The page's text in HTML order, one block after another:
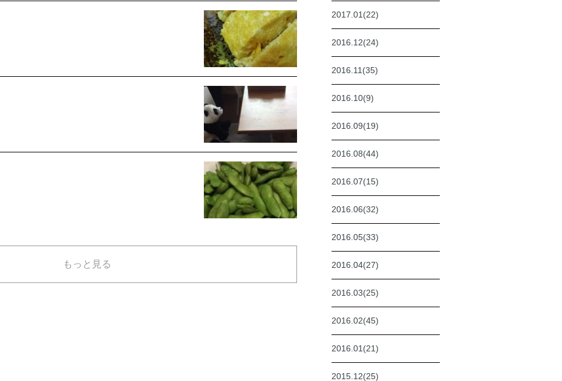
もっと見る
2017.01(22)
2016.12(24)
2016.11(35)
2016.10(9)
2016.09(19)
2016.08(44)
2016.07(15)
2016.06(32)
2016.05(33)
2016.04(27)
2016.03(25)
2016.02(45)
2016.01(21)
2015.12(25)